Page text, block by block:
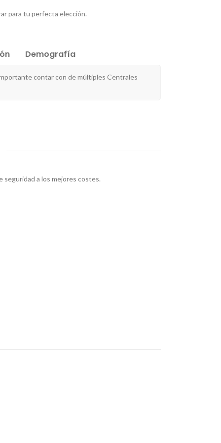
para tu perfecta elección.
Demografía
contar con de múltiples Centrales
seguridad a los mejores costes.